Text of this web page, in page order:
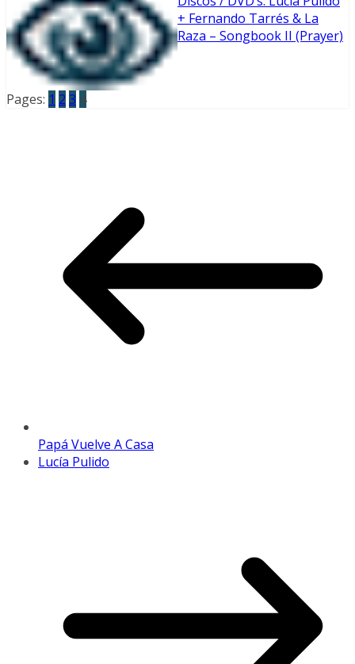
+ Fernando Tarrés & La
Raza – Songbook II (Prayer)
Pages: 1 2 3 4
Papá Vuelve A Casa
Lucía Pulido